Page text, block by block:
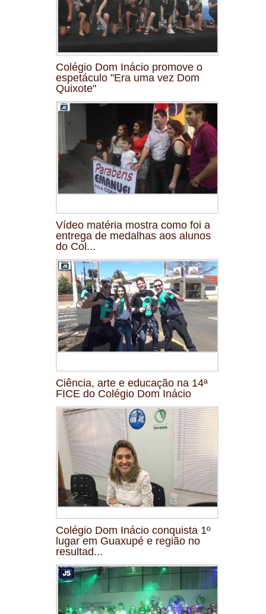
Colégio Dom Inácio promove o
espetáculo "Era uma vez Dom
Quixote"
Vídeo matéria mostra como foi a
entrega de medalhas aos alunos
do Col...
Ciência, arte e educação na 14ª
FICE do Colégio Dom Inácio
Colégio Dom Inácio conquista 1º
lugar em Guaxupé e região no
resultad...